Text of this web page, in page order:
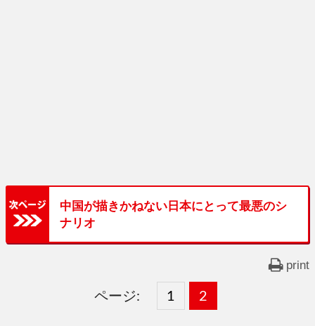
中国が描きかねない日本にとって最悪のシ
ナリオ
print
ページ:
固
1 ,
固
2